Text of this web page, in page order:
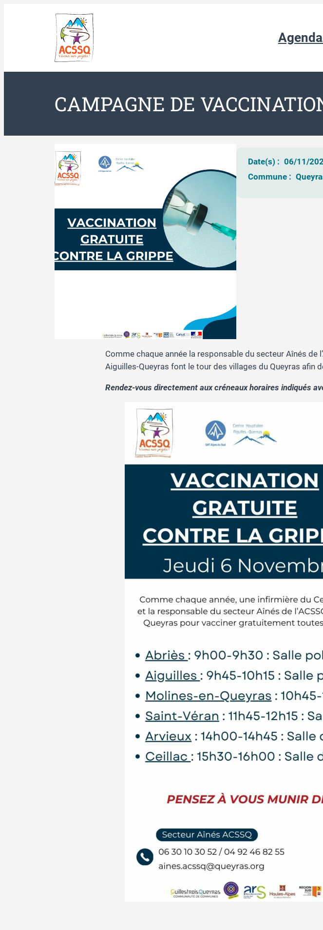
Agenda
CAMPAGNE DE
Date(s) : 06/11/
Commune :
Comme chaque année la responsable du secteur Aînés de
Aiguilles-Queyras font le tour des villages du Queyras afin
Rendez-vous directement aux créneaux horaires indiqués